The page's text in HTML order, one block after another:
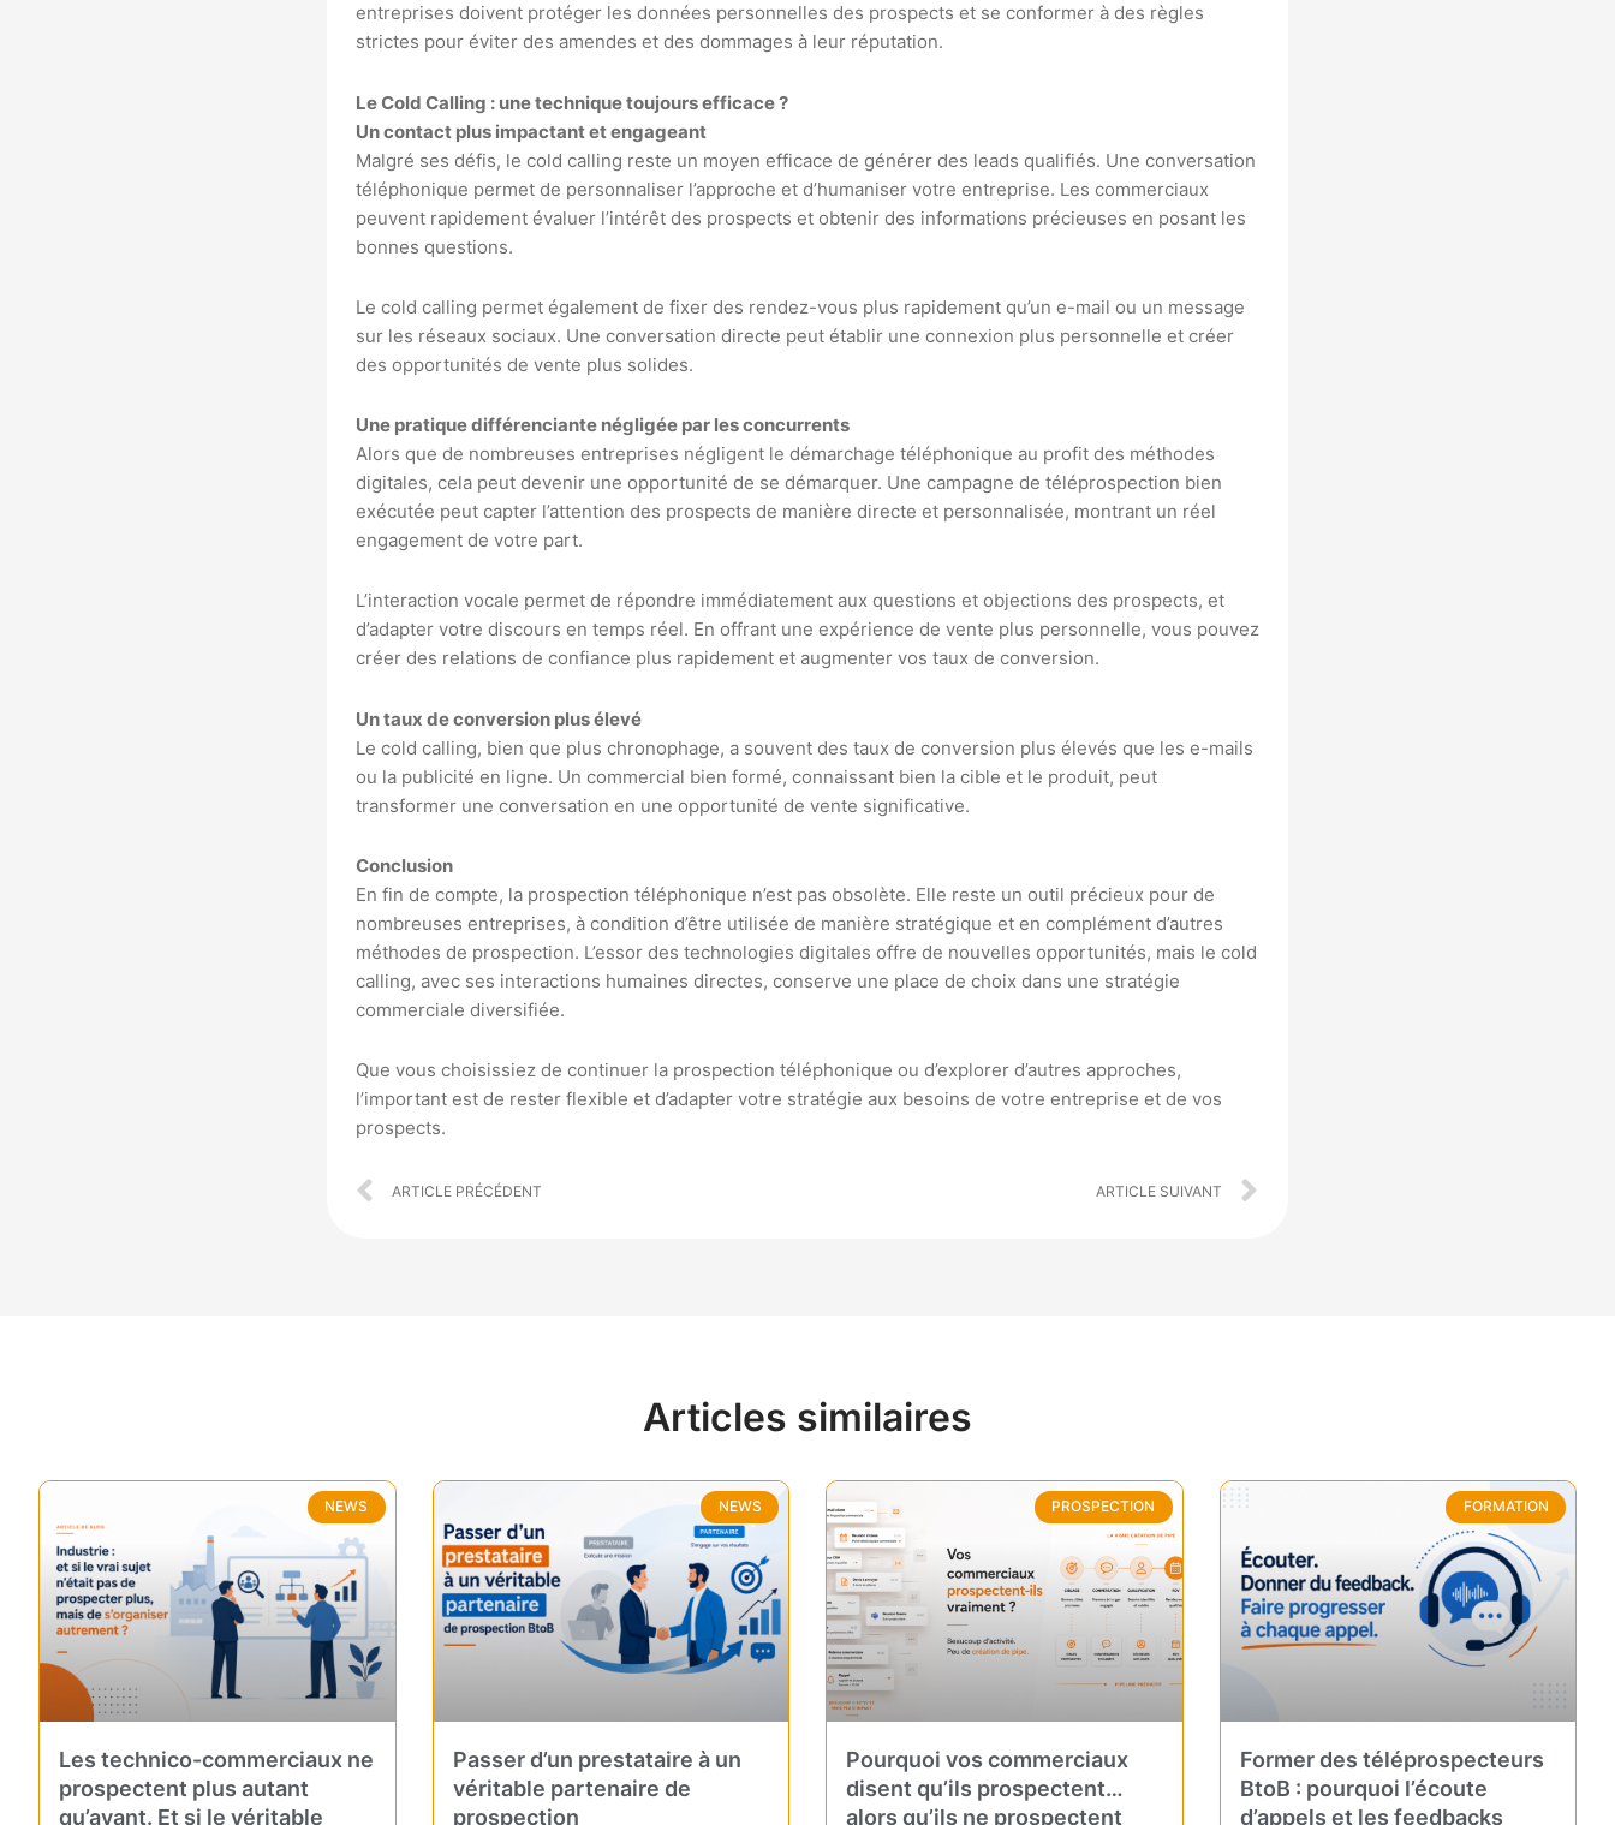
entreprises doivent protéger les données personnelles des prospects et se conformer à des règles
strictes pour éviter des amendes et des dommages à leur réputation.
Le Cold Calling : une technique toujours efficace ?
Un contact plus impactant et engageant
Malgré ses défis, le cold calling reste un moyen efficace de générer des leads qualifiés. Une conversation
téléphonique permet de personnaliser l’approche et d’humaniser votre entreprise. Les commerciaux
peuvent rapidement évaluer l’intérêt des prospects et obtenir des informations précieuses en posant les
bonnes questions.
Le cold calling permet également de fixer des rendez-vous plus rapidement qu’un e-mail ou un message
sur les réseaux sociaux. Une conversation directe peut établir une connexion plus personnelle et créer
des opportunités de vente plus solides.
Une pratique différenciante négligée par les concurrents
Alors que de nombreuses entreprises négligent le démarchage téléphonique au profit des méthodes
digitales, cela peut devenir une opportunité de se démarquer. Une campagne de téléprospection bien
exécutée peut capter l’attention des prospects de manière directe et personnalisée, montrant un réel
engagement de votre part.
L’interaction vocale permet de répondre immédiatement aux questions et objections des prospects, et
d’adapter votre discours en temps réel. En offrant une expérience de vente plus personnelle, vous pouvez
créer des relations de confiance plus rapidement et augmenter vos taux de conversion.
Un taux de conversion plus élevé
Le cold calling, bien que plus chronophage, a souvent des taux de conversion plus élevés que les e-mails
ou la publicité en ligne. Un commercial bien formé, connaissant bien la cible et le produit, peut
transformer une conversation en une opportunité de vente significative.
Conclusion
En fin de compte, la prospection téléphonique n’est pas obsolète. Elle reste un outil précieux pour de
nombreuses entreprises, à condition d’être utilisée de manière stratégique et en complément d’autres
méthodes de prospection. L’essor des technologies digitales offre de nouvelles opportunités, mais le cold
calling, avec ses interactions humaines directes, conserve une place de choix dans une stratégie
commerciale diversifiée.
Que vous choisissiez de continuer la prospection téléphonique ou d’explorer d’autres approches,
l’important est de rester flexible et d’adapter votre stratégie aux besoins de votre entreprise et de vos
prospects.
Prev
ARTICLE PRÉCÉDENT ARTICLE SUIVANT
Articles similaires
NEWS
Les technico-commerciaux ne
prospectent plus autant
qu’avant. Et si le véritable
NEWS
Passer d’un prestataire à un
véritable partenaire de
prospection
PROSPECTION
Pourquoi vos commerciaux
disent qu’ils prospectent…
alors qu’ils ne prospectent
FORMATION
Former des téléprospecteurs
BtoB : pourquoi l’écoute
d’appels et les feedbacks